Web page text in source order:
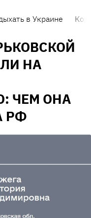
в Украине
НА
ЧЕМ ОНА
РФ